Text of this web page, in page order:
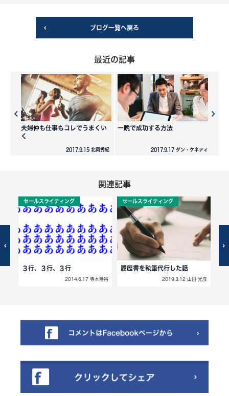
ブログ一覧へ戻る
最近の記事
夫婦仲も仕事もコレでうまくい
く
2017.9.15 北岡秀紀
一晩で成功する方法
2017.9.17 ダン・ケネディ
関連記事
セールスライティング
３行、３行、３行
2014.6.17 寺本隆裕
セールスライティング
履歴書を執筆代行した話
2019.3.12 山田 光彦